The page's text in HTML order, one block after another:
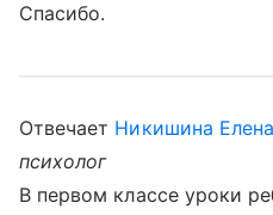
Спасибо.
Отвечает Никишина
психолог
В первом классе уроки